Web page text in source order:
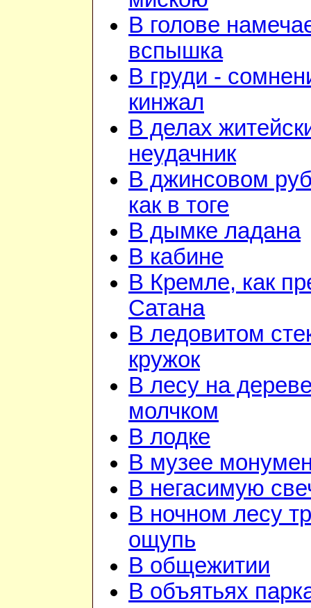
В голове
вспышка
В груди -
кинжал
В делах
неудачник
В джинсовом
как в тоге
В дымке ладана
В кабине
В Кремле, как
Сатана
В ледовитом
кружок
В лесу на
молчком
В лодке
В музее
В негасимую
В ночном лесу
ощупь
В общежитии
В объятьях